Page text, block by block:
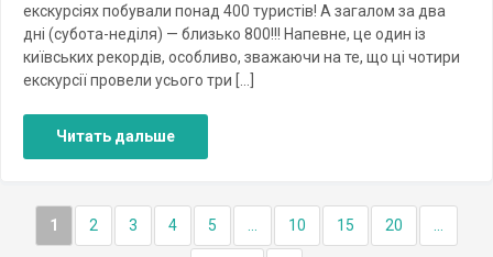
екскурсіях побували понад 400 туристів! А загалом за два
дні (субота-неділя) — близько 800!!! Напевне, це один із
київських рекордів, особливо, зважаючи на те, що ці чотири
екскурсії провели усього три […]
Читать дальше
1 2 3 4 5 10 15 20